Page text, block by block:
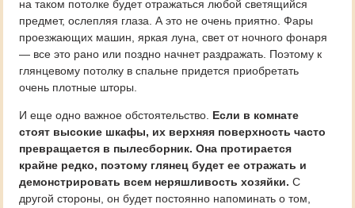
на таком потолке будет отражаться любой светящийся
предмет, ослепляя глаза. А это не очень приятно. Фары
проезжающих машин, яркая луна, свет от ночного фонаря
— все это рано или поздно начнет раздражать. Поэтому к
глянцевому потолку в спальне придется приобретать
очень плотные шторы.
И еще одно важное обстоятельство. Если в комнате
стоят высокие шкафы, их верхняя поверхность часто
превращается в пылесборник. Она протирается
крайне редко, поэтому глянец будет ее отражать и
демонстрировать всем неряшливость хозяйки. С
другой стороны, он будет постоянно напоминать о том,